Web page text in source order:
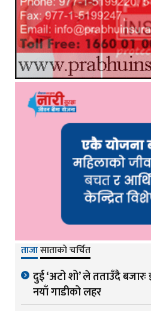
ताजासाताको चर्चित
दुई ‘अटो शो’ ले तताउँदै बजारः
नयाँ गाडीको लहर